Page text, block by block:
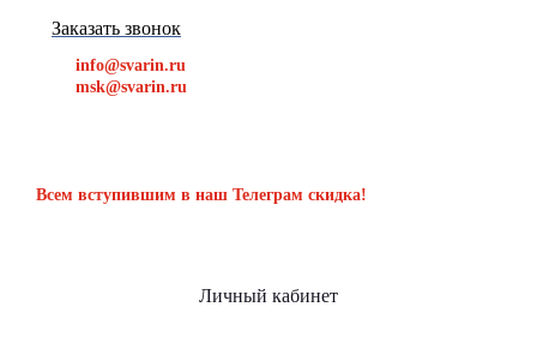
Заказать звонок
info@svarin.ru
msk@svarin.ru
Всем вступившим в наш Телеграм скидка!
Личный кабинет